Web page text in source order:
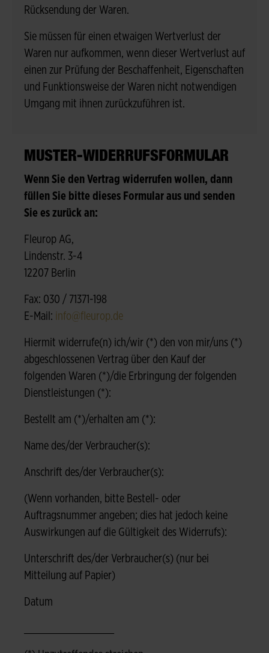
Rücksendung der Waren.
Sie müssen für einen etwaigen Wertverlust der
Waren nur aufkommen, wenn dieser Wertverlust auf
einen zur Prüfung der Beschaffenheit, Eigenschaften
und Funktionsweise der Waren nicht notwendigen
Umgang mit ihnen zurückzuführen ist.
MUSTER-WIDERRUFSFORMULAR
Wenn Sie den Vertrag widerrufen wollen, dann
füllen Sie bitte dieses Formular aus und senden
Sie es zurück an:
Fleurop AG,
Lindenstr. 3-4
12207 Berlin
Fax: 030 / 71371-198
E-Mail: info@fleurop.de
Hiermit widerrufe(n) ich/wir (*) den von mir/uns (*)
abgeschlossenen Vertrag über den Kauf der
folgenden Waren (*)/die Erbringung der folgenden
Dienstleistungen (*):
Bestellt am (*)/erhalten am (*):
Name des/der Verbraucher(s):
Anschrift des/der Verbraucher(s):
(Wenn vorhanden, bitte Bestell- oder
Auftragsnummer angeben; dies hat jedoch keine
Auswirkungen auf die Gültigkeit des Widerrufs):
Unterschrift des/der Verbraucher(s) (nur bei
Mitteilung auf Papier)
Datum